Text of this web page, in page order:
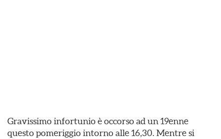
Gravissimo infortunio è occorso ad un 19enne
questo pomeriggio intorno alle 16,30. Mentre si